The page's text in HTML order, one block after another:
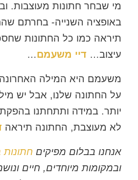
מי שבחר חתונות מעוצבות.
באופציה השנייה- בחרתם
תיראה כמו כל החתונות
עיצוב… דיי משעמם…
משעמם היא המילה
על החתונה שלנו, אבל יש
יותר. במידה ותתחתנו
לא מעוצבת, החתונה תיראה
אנחנו בבלום מפיקים
ובמקומות מיוחדים, חיים